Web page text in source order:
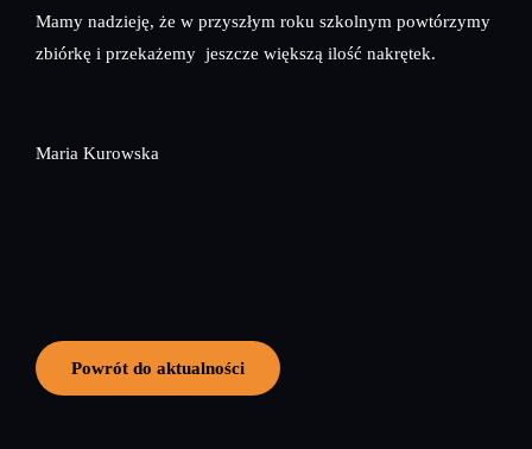
Mamy nadzieję, że w przyszłym roku szkolnym powtórzymy
zbiórkę i przekażemy jeszcze większą ilość nakrętek.
Maria Kurowska
Powrót do aktualności